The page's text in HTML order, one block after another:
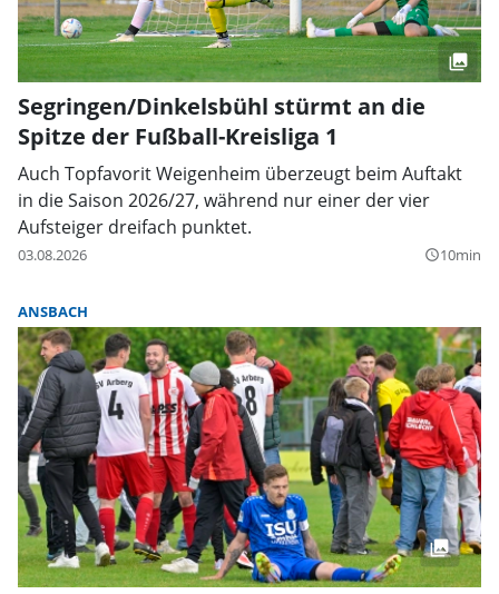
Segringen/Dinkelsbühl stürmt an die
Spitze der Fußball-Kreisliga 1
Auch Topfavorit Weigenheim überzeugt beim Auftakt
in die Saison 2026/27, während nur einer der vier
Aufsteiger dreifach punktet.
03.08.2026 query_builder10min
ANSBACH